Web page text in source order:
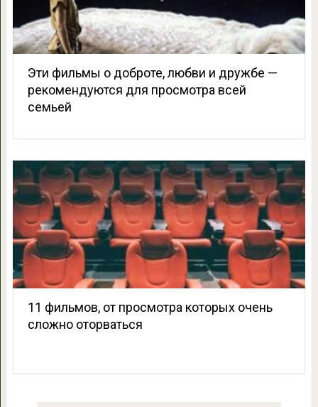
Эти фильмы о доброте, любви и дружбе —
рекомендуются для просмотра всей
семьей
11 фильмов, от просмотра которых очень
сложно оторваться